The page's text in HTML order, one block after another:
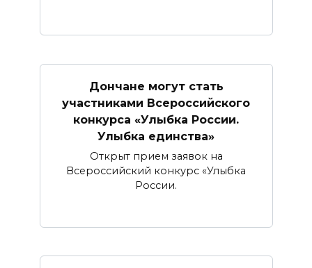
Дончане могут стать
участниками Всероссийского
конкурса «Улыбка России.
Улыбка единства»
Открыт прием заявок на
Всероссийский конкурс «Улыбка
России.